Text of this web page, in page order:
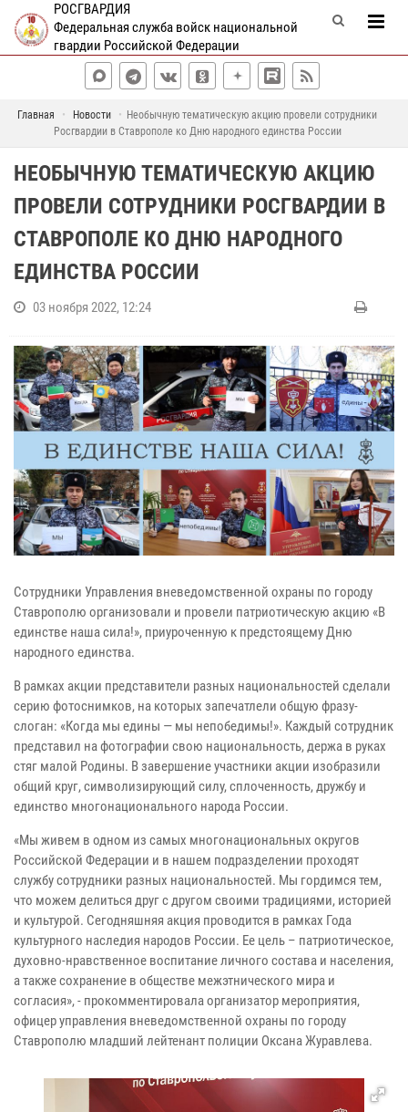
РОСГВАРДИЯ
Федеральная служба войск национальной
гвардии Российской Федерации
Главная Новости
Необычную тематическую акцию провели сотрудники
Росгвардии в Ставрополе ко Дню народного единства России
НЕОБЫЧНУЮ ТЕМАТИЧЕСКУЮ АКЦИЮ
ПРОВЕЛИ СОТРУДНИКИ РОСГВАРДИИ В
СТАВРОПОЛЕ КО ДНЮ НАРОДНОГО
ЕДИНСТВА РОССИИ
03 ноября 2022, 12:24
Сотрудники Управления вневедомственной охраны по городу
Ставрополю организовали и провели патриотическую акцию «В
единстве наша сила!», приуроченную к предстоящему Дню
народного единства.
В рамках акции представители разных национальностей сделали
серию фотоснимков, на которых запечатлели общую фразу-
слоган: «Когда мы едины — мы непобедимы!». Каждый сотрудник
представил на фотографии свою национальность, держа в руках
стяг малой Родины. В завершение участники акции изобразили
общий круг, символизирующий силу, сплоченность, дружбу и
единство многонационального народа России.
«Мы живем в одном из самых многонациональных округов
Российской Федерации и в нашем подразделении проходят
службу сотрудники разных национальностей. Мы гордимся тем,
что можем делиться друг с другом своими традициями, историей
и культурой. Сегодняшняя акция проводится в рамках Года
культурного наследия народов России. Ее цель – патриотическое,
духовно-нравственное воспитание личного состава и населения,
а также сохранение в обществе межэтнического мира и
согласия», - прокомментировала организатор мероприятия,
офицер управления вневедомственной охраны по городу
Ставрополю младший лейтенант полиции Оксана Журавлева.